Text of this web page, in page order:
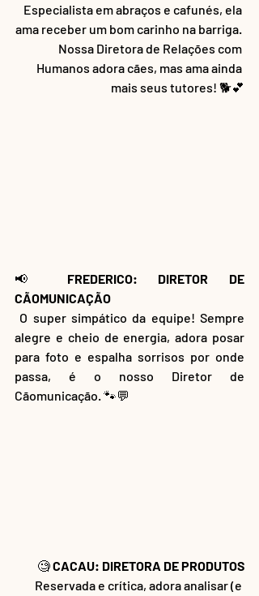
Especialista em abraços e cafunés, ela
ama receber um bom carinho na barriga.
Nossa Diretora de Relações com
Humanos adora cães, mas ama ainda
mais seus tutores! 🐕💕
📢 FREDERICO: DIRETOR DE
CÃOMUNICAÇÃO
alegre e cheio de energia, adora posar
para foto e espalha sorrisos por onde
passa, é o nosso Diretor de
Cãomunicação. 🐾💬
🧐 CACAU: DIRETORA DE PRODUTOS